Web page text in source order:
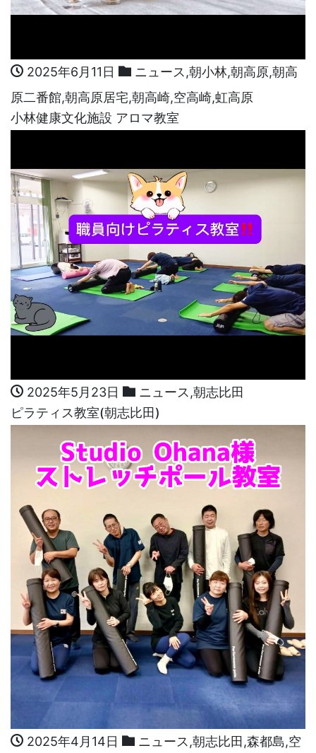
2025年6月11日 ニュース ,朝小林,朝高原,朝高
原二番館,朝高原居宅,朝高崎,空高崎,虹高原
小林健康文化施設 アロマ教室
2025年5月23日 ニュース ,朝志比田
ピラティス教室(朝志比田)
2025年4月14日 ニュース ,朝志比田 ,森都島,空